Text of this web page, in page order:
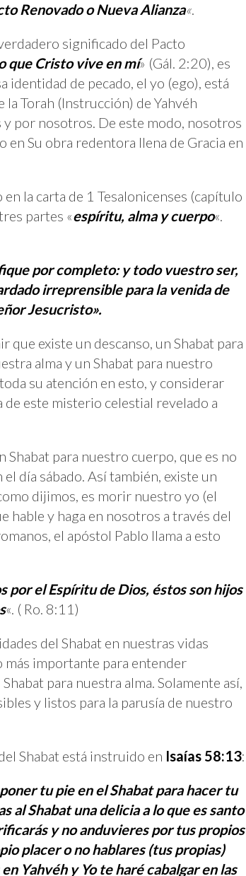
Renovado o Nueva Alianza«.
significado del Pacto
que Cristo vive en mí» (Gál. 2:20), es
identidad de pecado, el yo (ego), está
la Torah (Instrucción) de Yahvéh
por nosotros. De este modo, nosotros
en Su obra redentora llena de Gracia en
la carta de 1 Tesalonicenses (capítulo
partes «espíritu, alma y cuerpo«.
por completo: y todo vuestro ser,
irreprensible para la venida de
Jesucristo».
existe un descanso, un Shabat para
alma y un Shabat para nuestro
su atención en esto, y considerar
este misterio celestial revelado a
para nuestro cuerpo, que es no
día sábado. Así también, existe un
dijimos, es morir nuestro yo (el
hable y haga en nosotros a través del
el apóstol Pablo llama a esto
por el Espíritu de Dios, éstos son hijos
«. ( Ro. 8:11)
del Shabat en nuestras vidas
más importante para entender
para nuestra alma. Solamente así,
y listos para la parusía de nuestro
Shabat está instruido en Isaías 58:13:
tu pie en el Shabat para hacer tu
al Shabat una delicia a lo que es santo
y no anduvieres por tus propios
placer o no hablares (tus propias)
Yahvéh y Yo te haré cabalgar en las